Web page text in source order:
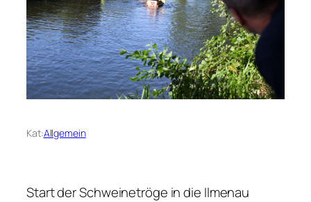
Kat:Allgemein
Start der Schweinetröge in die Ilmenau